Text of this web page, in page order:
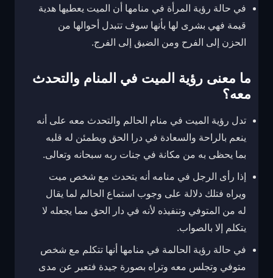
في حالة رؤية المرأة في منامها أن الميت يعطيها هدية
قيمة فهي بشرى لها بأنها سوف تتبدل أحوالها من
الحزن إلى الفرح ومن الضيق إلى الفرج.
ما معنى رؤية الميت في المنام والتحدث
معه؟
تدل رؤية الميت في منام الحالم والتحدث معه على أنه
ينعم بالراحة والسعادة في درا الحق ويطمئن له قلبه
بما يحظى به من مكانة في جنات ربه سبحانه وتعالى.
إذا رأى الرجل في منامه أنه يتحدث مع شخص ميت
ويراه فتلك دلالة على وجوب استماع الحالم لما يقال
له من المتوفي وتنفيذه لأنه في دار الحق مما يجعله لا
يتكلم إلا بالصواب.
في حالة رؤية الحالمة في منامها أنها تتكلم مع شخص
متوفي وتجلس معه وتراه بصورة جيدة فتعبر عن مدى